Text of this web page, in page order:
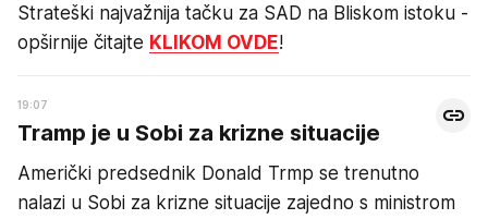
Strateški najvažnija tačku za SAD na Bliskom istoku -
opširnije čitajte KLIKOM OVDE!
19:07
Tramp je u Sobi za krizne situacije
Američki predsednik Donald Trmp se trenutno
nalazi u Sobi za krizne situacije zajedno s ministrom